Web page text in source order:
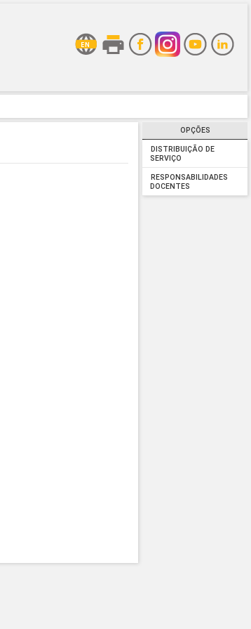
OPÇÕES
DISTRIBUIÇÃO DE
SERVIÇO
RESPONSABILIDADES
DOCENTES